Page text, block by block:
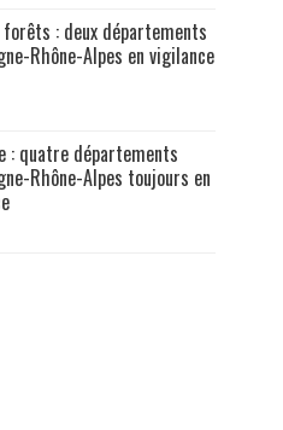
forêts : deux départements
Rhône-Alpes en vigilance
: quatre départements
Rhône-Alpes toujours en